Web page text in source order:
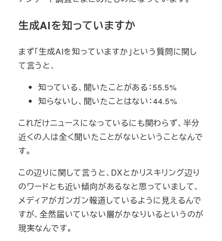
生成AIを知っていますか
まず「生成AIを知っていますか」という質問に関し
て言うと、
知っている、聞いたことがある：55.5%
知らないし、聞いたことはない：44.5%
これだけニュースになっているにも関わらず、半分
近くの人は全く聞いたことがないということなんで
す。
この辺りに関して言うと、DXとかリスキリング辺り
のワードとも近い傾向があるなと思っていまして、
メディアがガンガン報道しているように見えるんで
すが、全然届いていない層がかなりいるというのが
現実なんです。